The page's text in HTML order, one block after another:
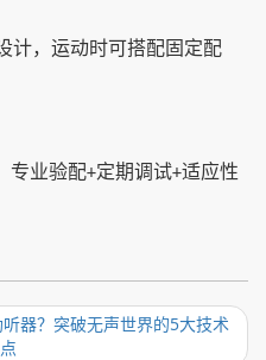
计，运动时可搭配固定配
专业验配+定期调试+适应性
器？突破无声世界的5大技术